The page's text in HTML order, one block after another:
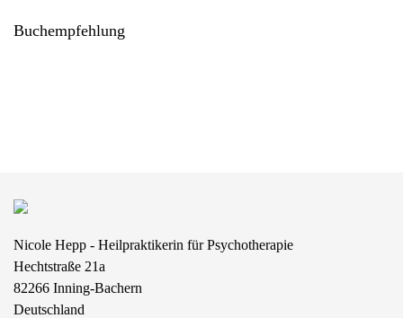
Buchempfehlung
Nicole Hepp - Heilpraktikerin für Psychotherapie
Hechtstraße 21a
82266 Inning-Bachern
Deutschland